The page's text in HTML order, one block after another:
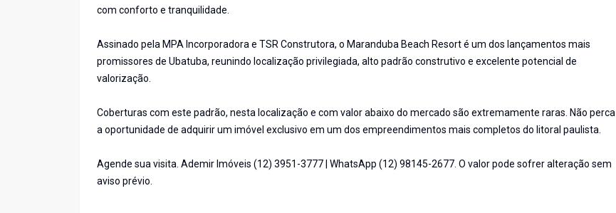
com conforto e tranquilidade.
Assinado pela MPA Incorporadora e TSR Construtora, o Maranduba Beach Resort é um dos lançamentos mais
promissores de Ubatuba, reunindo localização privilegiada, alto padrão construtivo e excelente potencial de
valorização.
Coberturas com este padrão, nesta localização e com valor abaixo do mercado são extremamente raras. Não perca
a oportunidade de adquirir um imóvel exclusivo em um dos empreendimentos mais completos do litoral paulista.
Agende sua visita. Ademir Imóveis (12) 3951-3777 | WhatsApp (12) 98145-2677. O valor pode sofrer alteração sem
aviso prévio.